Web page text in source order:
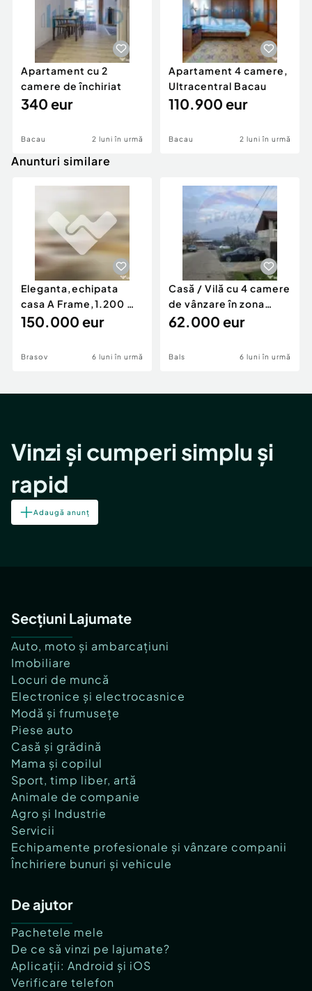
Zonă verde și liniștită, ferită de aglomerația
orașului,
Priveliște directă spre pădure,
Construcție nouă, eficientă energetic și bine
izolată,
Toate utilitățile disponibile,
Ideală pentru familii tinere, profesioniști sau
persoane care caută confort modern într-un cadru
Număr niveluri imobil:
Număr Băi:2
Posibilitate parcare: Nu
Curent
Apă
Gaz
Încălzire
Apartament cu 2
camere de închiriat
340 eur
Bacau 2 luni în urmă
Apartament 4 camere,
Ultracentral Bacau
110.900 eur
Bacau 2 luni în urmă
Anunturi similare
Eleganta,echipata
casa A Frame,1.200 mp
teren,deschidere Pia
150.000 eur
Brasov 6 luni în urmă
Casă / Vilă cu 4 camere
de vânzare în zona
Periferie
62.000 eur
Bals 6 luni în urmă
Vinzi și cumperi simplu și
rapid
Adaugă anunț
Secțiuni Lajumate
Auto, moto și ambarcațiuni
Imobiliare
Locuri de muncă
Electronice și electrocasnice
Modă și frumusețe
Piese auto
Casă și grădină
Mama și copilul
Sport, timp liber, artă
Animale de companie
Agro și Industrie
Servicii
Echipamente profesionale și vânzare companii
Închiriere bunuri și vehicule
De ajutor
Pachetele mele
De ce să vinzi pe lajumate?
Aplicații: Android și iOS
Verificare telefon